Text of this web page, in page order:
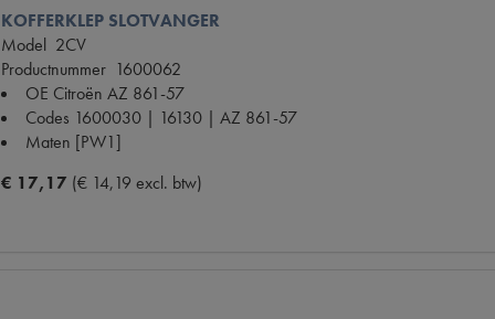
KOFFERKLEP SLOTVANGER
Model 2CV
Productnummer 1600062
OE Citroën AZ 861-57
Codes 1600030 | 16130 | AZ 861-57
Maten [PW1]
€ 17,17 (€ 14,19 excl. btw)